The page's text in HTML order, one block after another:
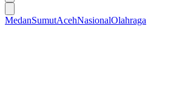
MedanSumutAcehNasionalOlahraga